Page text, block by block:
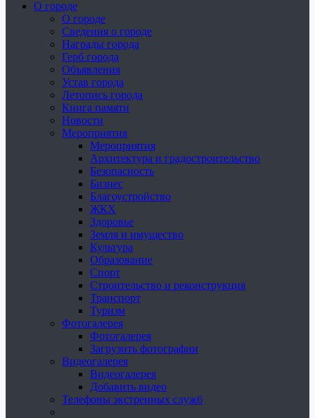
О городе
О городе
Сведения о городе
Награды города
Герб города
Объявления
Устав города
Летопись города
Книга памяти
Новости
Мероприятия
Мероприятия
Архитектура и градостроительство
Безопасность
Бизнес
Благоустройство
ЖКХ
Здоровье
Земля и имущество
Культура
Образование
Спорт
Строительство и реконструкция
Транспорт
Туризм
Фотогалерея
Фотогалерея
Загрузить фотографии
Видеогалерея
Видеогалерея
Добавить видео
Телефоны экстренных служб